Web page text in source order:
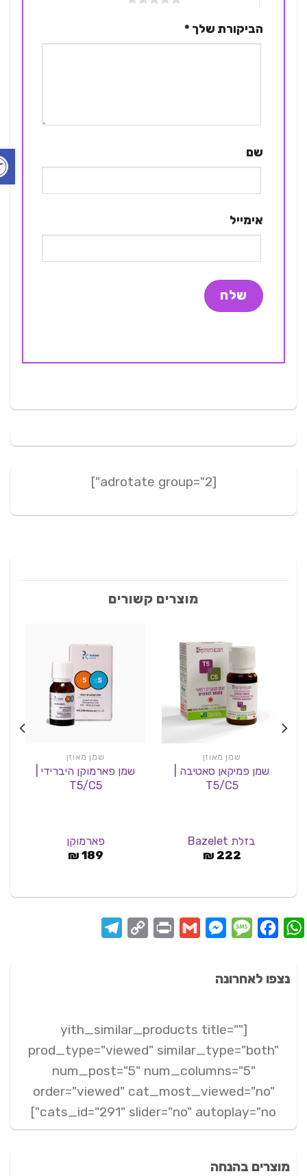
הביקורת שלך*
שם
אימייל
מוצרים קשורים
שמן מאוזן
שמן פמיקאן סאטיבה |
T5/C5
בזלת Bazelet
222
₪
שמן מאוזן
שמן פארמוקן היברידי |
T5/C5
פארמוקן
189
₪
WhatsApp
Facebook
Message
Messenger
Gmail
Print
Copy
Telegram
נצפו לאחרונה
[yith_similar_products title=""
prod_type="viewed" similar_type="both"
num_post="5" num_columns="5"
order="viewed" cat_most_viewed="no"
cats_id="291" slider="no" autoplay="no"]
מוצרים בהנחה